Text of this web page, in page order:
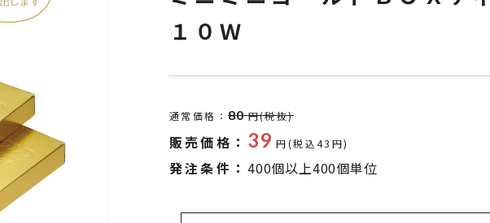
コスメグッズ
傘・レイングッズ
UVケア
バッグ&ポーチ
キャラクター雑貨
251～300円
301～400円
1,000～2,000円
2,000～3,000円
5,000円～ 展示会・イベント
１０Ｗ
通常価格： 80 円(税抜)
販売価格： 39 円(税込43円)
発注条件： 400個以上400個単位